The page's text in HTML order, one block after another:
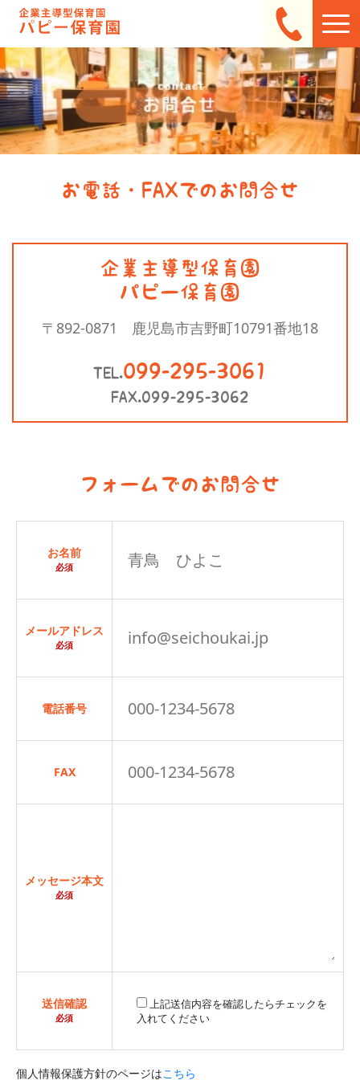
お電話・FAXでのお問合せ
企業主導型保育園
パピー保育園
〒892-0871 鹿児島市吉野町10791番地18
TEL.099-295-3061
FAX.099-295-3062
フォームでのお問合せ
お名前
必須
メールアドレス
必須
電話番号
FAX
メッセージ本文
必須
送信確認
必須
上記送信内容を確認したらチェックを
入れてください
個人情報保護方針のページはこちら